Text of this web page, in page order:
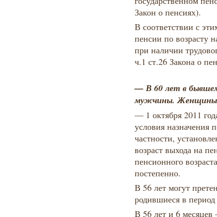
Закон о пенсиях).
В соответствии с
пенсии по возрасту
при наличии
ч.1 ст.26 Закона о
— В 60 лет в
мужчины. Женщины
— 1 октября 2011
условия назначения
частности,
возраст выхода на
пенсионного
постепенно.
В 56 лет могут
родившиеся в
В 56 лет и 6